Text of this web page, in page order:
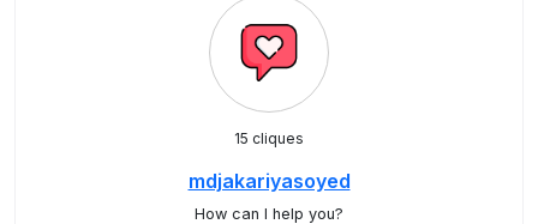
15 cliques
mdjakariyasoyed
How can I help you?